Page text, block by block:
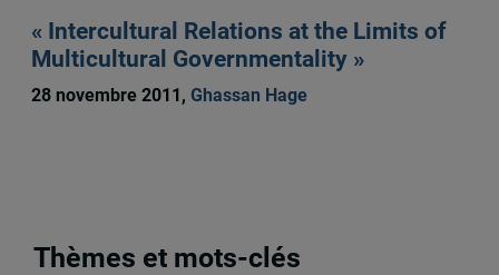
« Intercultural Relations at the Limits of
Multicultural Governmentality »
28 novembre 2011, Ghassan Hage
Thèmes et mots-clés